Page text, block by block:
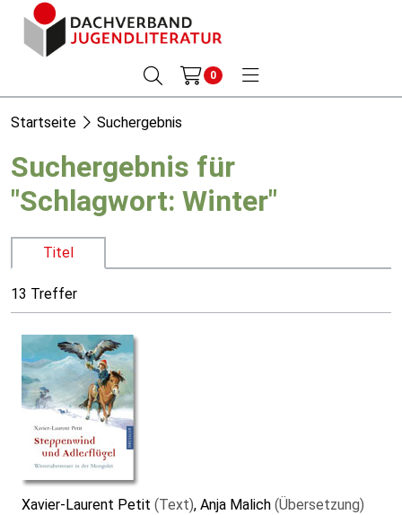
0
Startseite Suchergebnis
Suchergebnis für
"Schlagwort: Winter"
Titel
13 Treffer
Xavier-Laurent Petit (Text), Anja Malich (Übersetzung)